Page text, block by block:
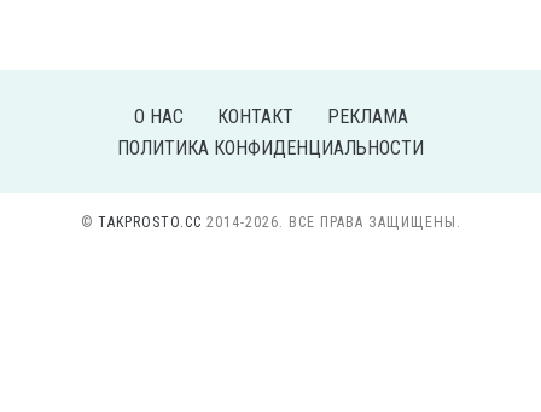
О НАС КОНТАКТ
РЕКЛАМА
ПОЛИТИКА КОНФИДЕНЦИАЛЬНОСТИ
© TAKPROSTO.CC 2014-2026. ВСЕ ПРАВА ЗАЩИЩЕНЫ.